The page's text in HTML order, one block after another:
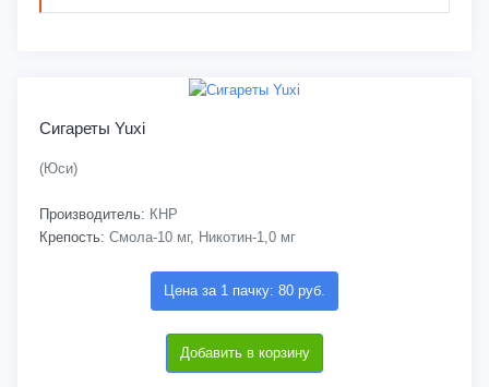
Сигареты Yuxi
(Юси)
Производитель: КНР
Крепость: Смола-10 мг, Никотин-1,0 мг
Цена за 1 пачку: 80 руб.
Добавить в корзину